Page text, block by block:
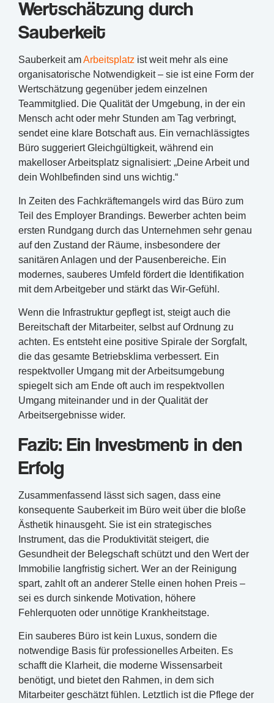
Wertschätzung durch
Sauberkeit
Sauberkeit amArbeitsplatz ist weit mehr als eine
organisatorische Notwendigkeit – sie ist eine Form der
Wertschätzung gegenüber jedem einzelnen
Teammitglied. Die Qualität der Umgebung, in der ein
Mensch acht oder mehr Stunden am Tag verbringt,
sendet eine klare Botschaft aus. Ein vernachlässigtes
Büro suggeriert Gleichgültigkeit, während ein
makelloser Arbeitsplatz signalisiert: „Deine Arbeit und
dein Wohlbefinden sind uns wichtig.“
In Zeiten des Fachkräftemangels wird das Büro zum
Teil des Employer Brandings. Bewerber achten beim
ersten Rundgang durch das Unternehmen sehr genau
auf den Zustand der Räume, insbesondere der
sanitären Anlagen und der Pausenbereiche. Ein
modernes, sauberes Umfeld fördert die Identifikation
mit dem Arbeitgeber und stärkt das Wir-Gefühl.
Wenn die Infrastruktur gepflegt ist, steigt auch die
Bereitschaft der Mitarbeiter, selbst auf Ordnung zu
achten. Es entsteht eine positive Spirale der Sorgfalt,
die das gesamte Betriebsklima verbessert. Ein
respektvoller Umgang mit der Arbeitsumgebung
spiegelt sich am Ende oft auch im respektvollen
Umgang miteinander und in der Qualität der
Arbeitsergebnisse wider.
Fazit: Ein Investment in den
Erfolg
Zusammenfassend lässt sich sagen, dass eine
konsequente Sauberkeit im Büro weit über die bloße
Ästhetik hinausgeht. Sie ist ein strategisches
Instrument, das die Produktivität steigert, die
Gesundheit der Belegschaft schützt und den Wert der
Immobilie langfristig sichert. Wer an der Reinigung
spart, zahlt oft an anderer Stelle einen hohen Preis –
sei es durch sinkende Motivation, höhere
Fehlerquoten oder unnötige Krankheitstage.
Ein sauberes Büro ist kein Luxus, sondern die
notwendige Basis für professionelles Arbeiten. Es
schafft die Klarheit, die moderne Wissensarbeit
benötigt, und bietet den Rahmen, in dem sich
Mitarbeiter geschätzt fühlen. Letztlich ist die Pflege der